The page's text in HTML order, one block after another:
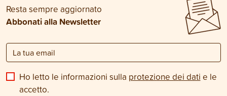
Resta sempre aggiornato
Abbonati alla Newsletter
Ho letto le informazioni sulla protezione dei dati e le
accetto.